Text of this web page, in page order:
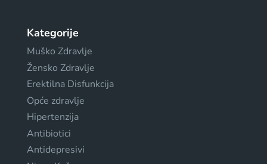
Kategorije
Muško Zdravlje
Žensko Zdravlje
Erektilna Disfunkcija
Opće zdravlje
Hipertenzija
Antibiotici
Antidepresivi